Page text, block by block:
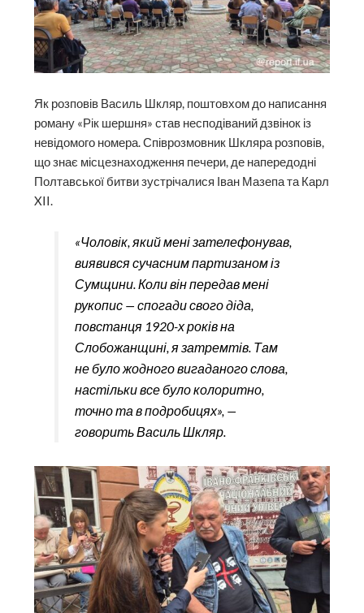
Як розповів Василь Шкляр, поштовхом до написання
роману «Рік шершня» став несподіваний дзвінок із
невідомого номера. Співрозмовник Шкляра розповів,
що знає місцезнаходження печери, де напередодні
Полтавської битви зустрічалися Іван Мазепа та Карл
XII.
«Чоловік, який мені зателефонував,
виявився сучасним партизаном із
Сумщини. Коли він передав мені
рукопис — спогади свого діда,
повстанця 1920-х років на
Слобожанщині, я затремтів. Там
не було жодного вигаданого слова,
настільки все було колоритно,
точно та в подробицях», —
говорить Василь Шкляр.